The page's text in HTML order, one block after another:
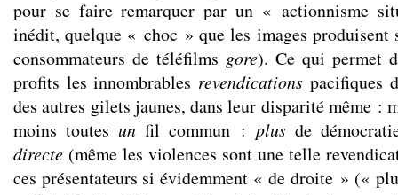
pour se faire remarquer par un « actionnisme
inédit, quelque « choc » que les images produisent
consommateurs de téléfilms gore). Ce qui permet
profits les innombrables revendications pacifiques
des autres gilets jaunes, dans leur disparité même :
moins toutesunfil commun : plus de
directe (même les violences sont une telle
ces présentateurs si évidemment « de droite » («